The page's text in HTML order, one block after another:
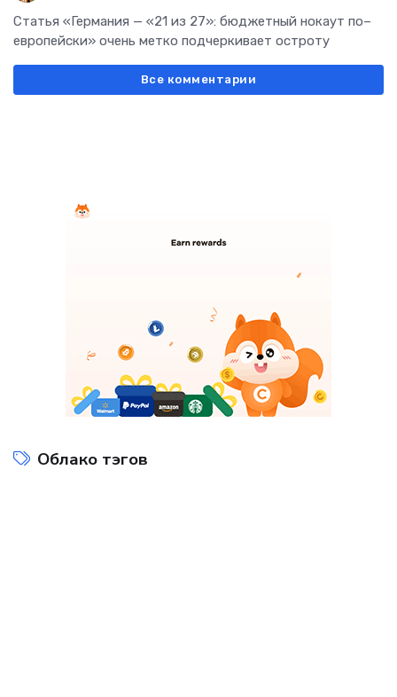
Статья «Германия — «21 из 27»: бюджетный нокаут по–
европейски» очень метко подчеркивает остроту
Все комментарии
Облако тэгов